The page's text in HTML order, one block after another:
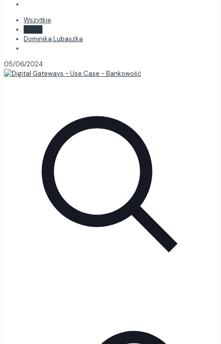
Wszytkie
Dominika Lubaszka
05/06/2024